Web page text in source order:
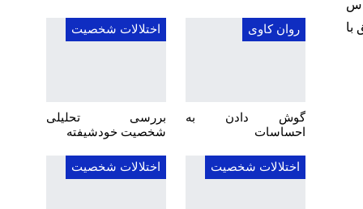
با
روان کاوی
گوش دادن به
احساسات
اختلالات شخصیت
بررسی تحلیلی
شخصیت خودشیفته
اختلالات شخصیت اختلالات شخصیت